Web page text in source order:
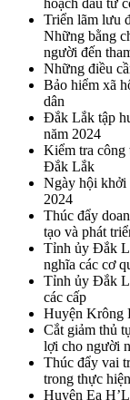
hoạch đầu tư
Triển lãm lưu
Những bằng
người đến
Những điều
Bảo hiểm xã
dân
Đắk Lắk tập
năm 2024
Kiểm tra công
Đắk Lắk
Ngày hội khởi
2024
Thúc đẩy
tạo và phát
Tỉnh ủy Đắk
nghĩa các cơ
Tỉnh ủy Đắk
các cấp
Huyện Krông
Cắt giảm thủ
lợi cho người
Thúc đẩy vai
trong thực
Huyện Ea